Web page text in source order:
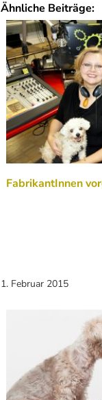
Ähnliche Beiträge:
FabrikantInnen
1. Februar 2015